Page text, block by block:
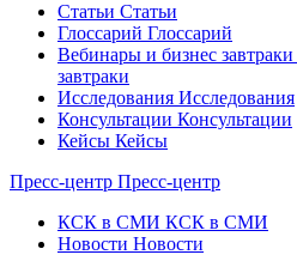
Статьи Статьи
Глоссарий Глоссарий
Вебинары и бизнес завтраки
завтраки
Исследования Исследования
Консультации Консультации
Кейсы Кейсы
Пресс-центр Пресс-центр
КСК в СМИ КСК в СМИ
Новости Новости